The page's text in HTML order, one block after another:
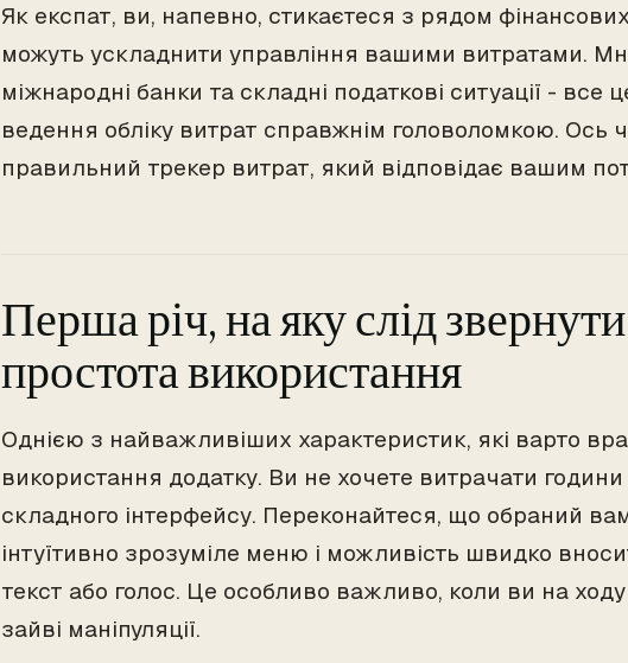
Як експат, ви, напевно, стикаєтеся з рядом
можуть ускладнити управління вашими витратами.
міжнародні банки та складні податкові ситуації - все
ведення обліку витрат справжнім головоломкою. Ось
правильний трекер витрат, який відповідає вашим
Перша річ, на яку слід
простота використання
Однією з найважливіших характеристик, які варто
використання додатку. Ви не хочете витрачати
складного інтерфейсу. Переконайтеся, що обраний
інтуїтивно зрозуміле меню і можливість швидко
текст або голос. Це особливо важливо, коли ви на
зайві маніпуляції.